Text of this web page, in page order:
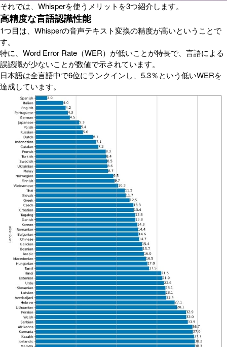
それでは、Whisperを使うメリットを3つ紹介します。
高精度な言語認識性能
1つ目は、Whisperの音声テキスト変換の精度が高いということで
す。
特に、Word Error Rate（WER）が低いことが特長で、言語による
誤認識が少ないことが数値で示されています。
日本語は全言語中で6位にランクインし、5.3％という低いWERを
達成しています。